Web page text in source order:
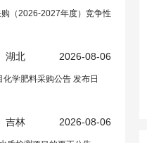
（2026-2027年度）竞争性
湖北 2026-08-06
学肥料采购公告 发布日
吉林 2026-08-06